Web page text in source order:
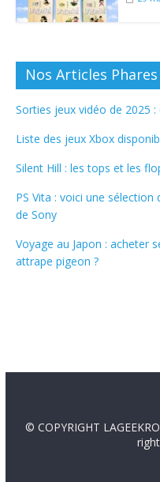
Nos Articles Phares
Sorties jeux vidéo de 2025
Liste des jeux Xbox
Silent Hill : les tops et les
PS Vita : voici une
de Sony
Voyage au Japon : acheter
attrape pigeon ?
© COPYRIGHT